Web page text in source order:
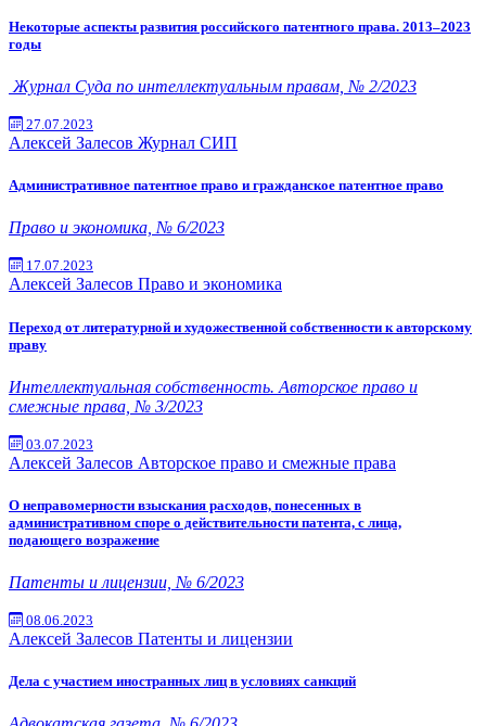
Некоторые аспекты развития российского патентного права. 2013–2023
годы
Журнал Суда по интеллектуальным правам, № 2/2023
27.07.2023
Алексей Залесов Журнал СИП
Административное патентное право и гражданское патентное право
Право и экономика, № 6/2023
17.07.2023
Алексей Залесов Право и экономика
Переход от литературной и художественной собственности к авторскому
праву
Интеллектуальная собственность. Авторское право и
смежные права, № 3/2023
03.07.2023
Алексей Залесов Авторское право и смежные права
О неправомерности взыскания расходов, понесенных в
административном споре о действительности патента, с лица,
подающего возражение
Патенты и лицензии, № 6/2023
08.06.2023
Алексей Залесов Патенты и лицензии
Дела с участием иностранных лиц в условиях санкций